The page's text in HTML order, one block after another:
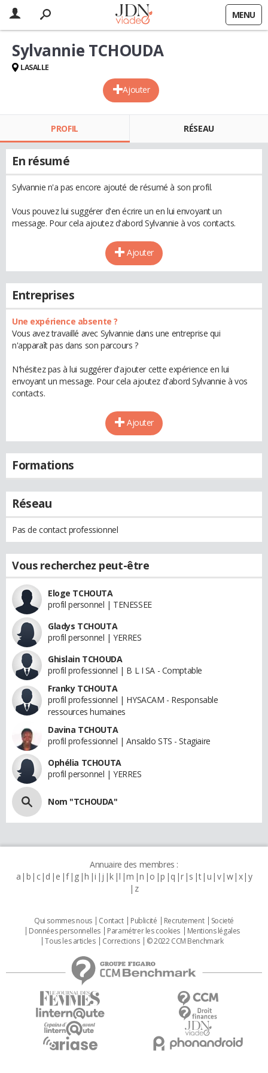
MENU
Ajouter
Sylvannie TCHOUDA
LASALLE
PROFIL RÉSEAU
En résumé
Sylvannie n'a pas encore ajouté de résumé à son profil.
Vous pouvez lui suggérer d'en écrire un en lui envoyant un
message. Pour cela ajoutez d'abord Sylvannie à vos contacts.
Ajouter
Entreprises
Une expérience absente ?
Vous avez travaillé avec Sylvannie dans une entreprise qui
n'apparaît pas dans son parcours ?
N'hésitez pas à lui suggérer d'ajouter cette expérience en lui
envoyant un message. Pour cela ajoutez d'abord Sylvannie à vos
contacts.
Ajouter
Formations
Réseau
Pas de contact professionnel
Vous recherchez peut-être
Eloge TCHOUTA
profil personnel | TENESSEE
Gladys TCHOUTA
profil personnel | YERRES
Ghislain TCHOUDA
profil professionnel | B L I SA - Comptable
Franky TCHOUTA
profil professionnel | HYSACAM - Responsable
ressources humaines
Davina TCHOUTA
profil professionnel | Ansaldo STS - Stagiaire
Ophélia TCHOUTA
profil personnel | YERRES
Nom "TCHOUDA"
Annuaire des membres :
a b c d e f g h i j k l m n o p q r s t u v w x y
z
Qui sommes nous Contact Publicité Recrutement
Societé
Données personnelles
Paramétrer les cookies
Mentions légales
Tous les articles
Corrections © 2022 CCM Benchmark